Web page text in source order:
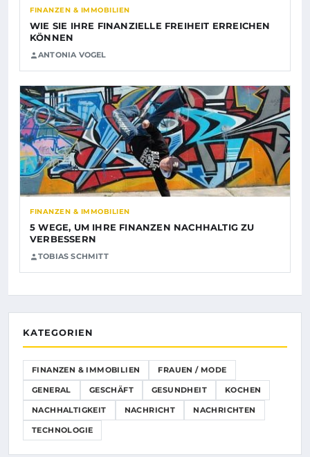
FINANZEN & IMMOBILIEN
WIE SIE IHRE FINANZIELLE FREIHEIT ERREICHEN
KÖNNEN
ANTONIA VOGEL
FINANZEN & IMMOBILIEN
5 WEGE, UM IHRE FINANZEN NACHHALTIG ZU
VERBESSERN
TOBIAS SCHMITT
KATEGORIEN
FINANZEN & IMMOBILIEN FRAUEN / MODE
GENERAL GESCHÄFT GESUNDHEIT KOCHEN
NACHHALTIGKEIT NACHRICHT NACHRICHTEN
TECHNOLOGIE